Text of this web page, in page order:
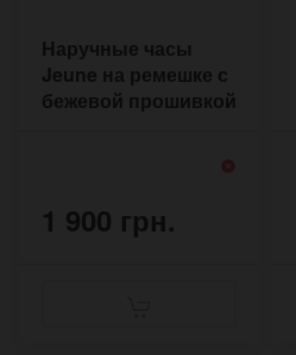
Наручные часы
Jeune на ремешке с
бежевой прошивкой
1 900 грн.